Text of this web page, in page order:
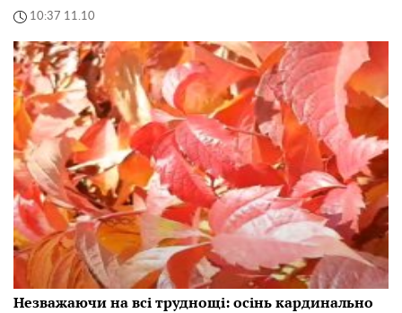
10:37 11.10
Незважаючи на всі труднощі: осінь кардинально